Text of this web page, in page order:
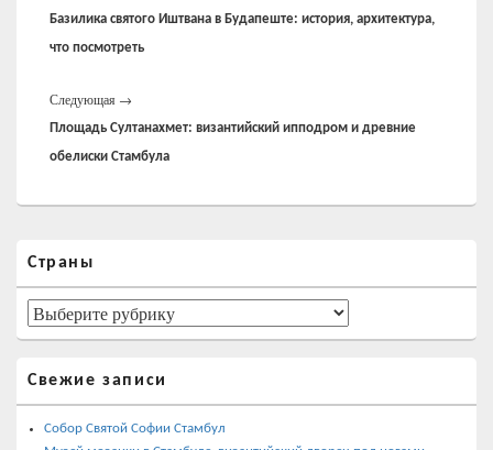
записям
запись:
Базилика святого Иштвана в Будапеште: история, архитектура,
что посмотреть
Следующая →
запись:
Площадь Султанахмет: византийский ипподром и древние
обелиски Стамбула
основной
боковой
панели
Страны
Страны
Свежие записи
Собор Святой Софии Стамбул